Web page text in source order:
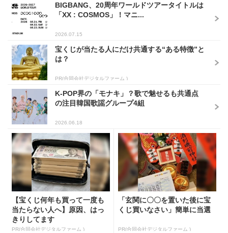
BIGBANG、20周年ワールドツアータイトルは
「XX : COSMOS」！マニ...
2026.07.15
宝くじが当たる人にだけ共通する“ある特徴”と
は？
PR(合同会社デジタルファーム )
K-POP界の「モナキ」？歌で魅せるも共通点
の注目韓国歌謡グループ4組
2026.06.18
【宝くじ何年も買って一度も
当たらない人へ】原因、はっ
きりしてます
PR(合同会社デジタルファーム )
「玄関に〇〇を置いた後に宝
くじ買いなさい」簡単に当選
PR(合同会社デジタルファーム )